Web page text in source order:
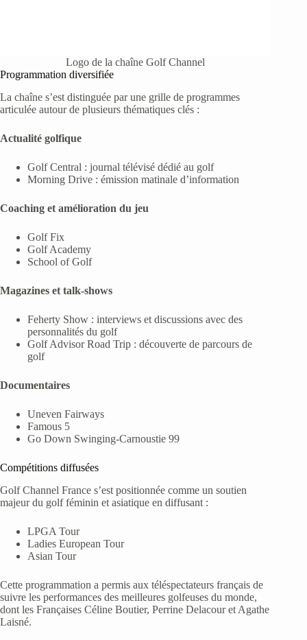
Logo de la chaîne Golf Channel
Programmation diversifiée
La chaîne s’est distinguée par une grille de programmes
articulée autour de plusieurs thématiques clés :
Actualité golfique
Golf Central : journal télévisé dédié au golf
Morning Drive : émission matinale d’information
Coaching et amélioration du jeu
Golf Fix
Golf Academy
School of Golf
Magazines et talk-shows
Feherty Show : interviews et discussions avec des
personnalités du golf
Golf Advisor Road Trip : découverte de parcours de
golf
Documentaires
Uneven Fairways
Famous 5
Go Down Swinging-Carnoustie 99
Compétitions diffusées
Golf Channel France s’est positionnée comme un soutien
majeur du golf féminin et asiatique en diffusant :
LPGA Tour
Ladies European Tour
Asian Tour
Cette programmation a permis aux téléspectateurs français de
suivre les performances des meilleures golfeuses du monde,
dont les Françaises Céline Boutier, Perrine Delacour et Agathe
Laisné.